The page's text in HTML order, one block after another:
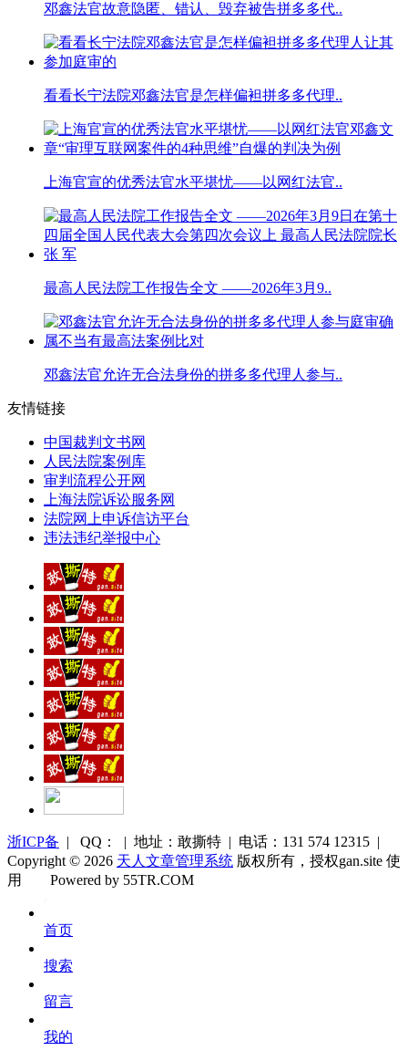
邓鑫法官故意隐匿、错认、毁弃被告拼多多代..
看看长宁法院邓鑫法官是怎样偏袒拼多多代理..
上海官宣的优秀法官水平堪忧——以网红法官..
最高人民法院工作报告全文 ——2026年3月9..
邓鑫法官允许无合法身份的拼多多代理人参与..
友情链接
中国裁判文书网
人民法院案例库
审判流程公开网
上海法院诉讼服务网
法院网上申诉信访平台
违法违纪举报中心
浙ICP备 | QQ： | 地址：敢撕特 | 电话：131 574 12315 |
Copyright © 2026 天人文章管理系统 版权所有，授权gan.site 使
用
库
Powered by 55TR.COM
首页
搜索
留言
我的